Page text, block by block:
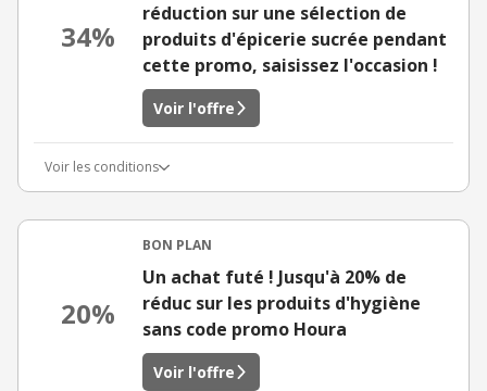
34%
réduction sur une sélection de
produits d'épicerie sucrée pendant
cette promo, saisissez l'occasion !
Voir l'offre
Voir les conditions
20%
BON PLAN
Un achat futé ! Jusqu'à 20% de
réduc sur les produits d'hygiène
sans code promo Houra
Voir l'offre